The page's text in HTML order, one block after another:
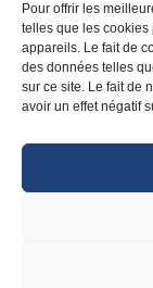
Pour offrir les
telles que les cookies
appareils. Le fait de
des données telles
sur ce site. Le fait de
avoir un effet négatif